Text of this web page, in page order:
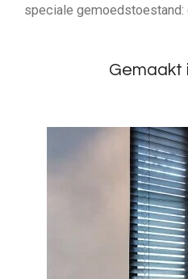
speciale gemoedstoestand:
Gemaakt